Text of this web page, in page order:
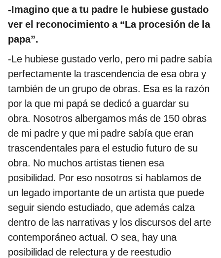
-Imagino que a tu padre le hubiese gustado
ver el reconocimiento a “La procesión de la
papa”.
-Le hubiese gustado verlo, pero mi padre sabía
perfectamente la trascendencia de esa obra y
también de un grupo de obras. Esa es la razón
por la que mi papá se dedicó a guardar su
obra. Nosotros albergamos más de 150 obras
de mi padre y que mi padre sabía que eran
trascendentales para el estudio futuro de su
obra. No muchos artistas tienen esa
posibilidad. Por eso nosotros sí hablamos de
un legado importante de un artista que puede
seguir siendo estudiado, que además calza
dentro de las narrativas y los discursos del arte
contemporáneo actual. O sea, hay una
posibilidad de relectura y de reestudio